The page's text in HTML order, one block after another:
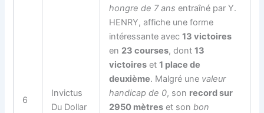
6
Invictus
Du Dollar
hongre de 7 ans entraîné par Y.
HENRY, affiche une forme
intéressante avec13 victoires
en 23 courses, dont13
victoires et1 place de
deuxième. Malgré une valeur
handicap de 0, son record sur
2950 mètres et sonbon